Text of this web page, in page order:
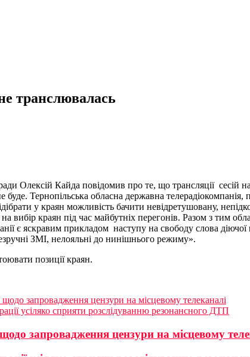
транслювалась
Олексій Кайда повідомив про те, що трансляції сесій
буде. Тернопільська обласна державна телерадіокомпанія,
у краян можливість бачити невідретушовану,
краян під час майбутніх перегонів. Разом з тим
є яскравим прикладом наступу на свободу слова
ЗМІ, нелояльні до нинішнього режиму».
позиції краян.
запровадження цензури на місцевому телеканалі
усіляко сприяти розслідуванню резонансного ДТП
запровадження цензури на місцевому